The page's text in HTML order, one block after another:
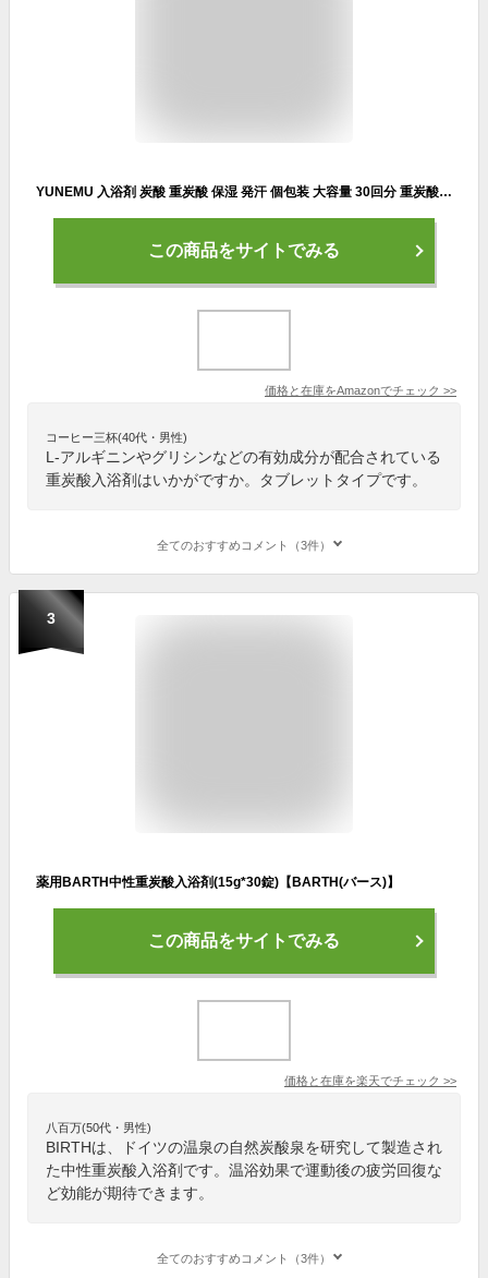
YUNEMU 入浴剤 炭酸 重炭酸 保湿 発汗 個包装 大容量 30回分 重炭酸入浴剤 医薬部外品 肩こり 腰痛 疲労回復 冷え症 日本製 ユネム
この商品をサイトでみる
価格と在庫をAmazonでチェック >>
コーヒー三杯(40代・男性)
L-アルギニンやグリシンなどの有効成分が配合されている
重炭酸入浴剤はいかがですか。タブレットタイプです。
全てのおすすめコメント（3件）
3
薬用BARTH中性重炭酸入浴剤(15g*30錠)【BARTH(バース)】
この商品をサイトでみる
価格と在庫を楽天でチェック >>
八百万(50代・男性)
BIRTHは、ドイツの温泉の自然炭酸泉を研究して製造され
た中性重炭酸入浴剤です。温浴効果で運動後の疲労回復な
ど効能が期待できます。
全てのおすすめコメント（3件）